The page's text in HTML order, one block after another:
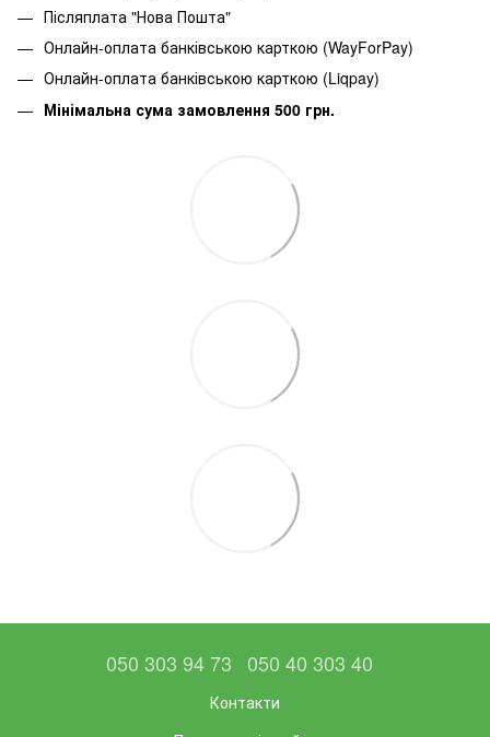
Післяплата "Нова Пошта"
Онлайн-оплата банківською карткою (WayForPay)
Онлайн-оплата банківською карткою (Liqpay)
Мінімальна сума замовлення 500 грн.
050 303 94 73 050 40 303 40
Контакти